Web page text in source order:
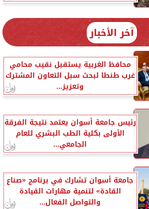
آخر الأخبار
محافظ الغربية يستقبل نقيب محامي
غرب طنطا لبحث سبل التعاون المشترك
وتعزيز...
رئيس جامعة أسوان يعتمد نتيجة الفرقة
الأولى بكلية الطب البشري للعام
الجامعي...
جامعة أسوان تشارك في برنامج «صناع
القادة» لتنمية مهارات القيادة
والتواصل الفعال...